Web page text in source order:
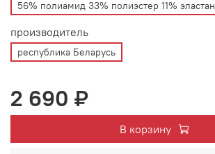
56% полиамид 33% полиэстер 11% эластан
производитель
республика Беларусь
2 690 ₽
В корзину